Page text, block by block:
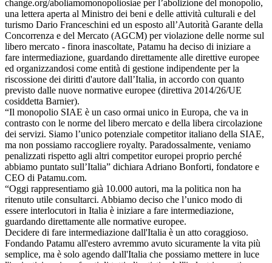
change.org/aboliamomonopoliosiae per l’abolizione del monopolio,
una lettera aperta al Ministro dei beni e delle attività culturali e del
turismo Dario Franceschini ed un esposto all’Autorità Garante della
Concorrenza e del Mercato (AGCM) per violazione delle norme sul
libero mercato - finora inascoltate, Patamu ha deciso di iniziare a
fare intermediazione, guardando direttamente alle direttive europee
ed organizzandosi come entità di gestione indipendente per la
riscossione dei diritti d'autore dall’Italia, in accordo con quanto
previsto dalle nuove normative europee (direttiva 2014/26/UE
cosiddetta Barnier).
“Il monopolio SIAE è un caso ormai unico in Europa, che va in
contrasto con le norme del libero mercato e della libera circolazione
dei servizi. Siamo l’unico potenziale competitor italiano della SIAE,
ma non possiamo raccogliere royalty. Paradossalmente, veniamo
penalizzati rispetto agli altri competitor europei proprio perché
abbiamo puntato sull’Italia” dichiara Adriano Bonforti, fondatore e
CEO di Patamu.com.
“Oggi rappresentiamo già 10.000 autori, ma la politica non ha
ritenuto utile consultarci. Abbiamo deciso che l’unico modo di
essere interlocutori in Italia è iniziare a fare intermediazione,
guardando direttamente alle normative europee.
Decidere di fare intermediazione dall'Italia è un atto coraggioso.
Fondando Patamu all'estero avremmo avuto sicuramente la vita più
semplice, ma è solo agendo dall'Italia che possiamo mettere in luce